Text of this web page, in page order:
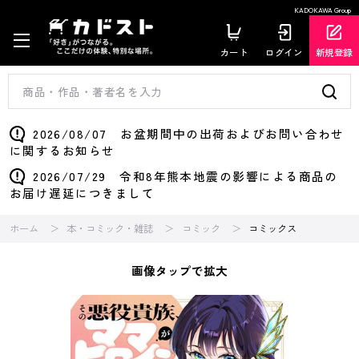
KADOKAWA Group
カート ログイン 新規登録
2026/08/07 お盆期間中の出荷およびお問い合わせ
に関するお知らせ
2026/07/29 令和8年熊本地震の影響による商品の
お届け遅延につきまして
ホーム 本・コミック・雑誌 コミック コミックス
画像タップで拡大